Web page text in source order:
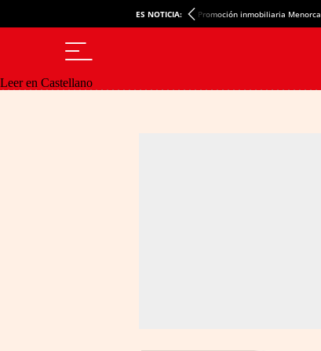
ES NOTICIA: Promoción inmobiliaria Menorca
Leer en Castellano